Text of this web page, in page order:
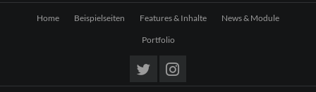
Navigation
Home Beispielseiten Features & Inhalte News & Module
Portfolio